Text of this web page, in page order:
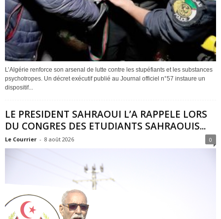
L’Algérie renforce son arsenal de lutte contre les stupéfiants et les substances
psychotropes. Un décret exécutif publié au Journal officiel n°57 instaure un
dispositif...
LE PRESIDENT SAHRAOUI L’A RAPPELE LORS
DU CONGRES DES ETUDIANTS SAHRAOUIS...
Le Courrier - 8 août 2026 0